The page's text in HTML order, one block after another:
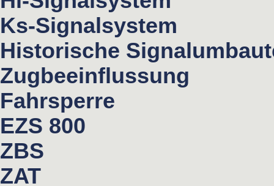
Ks-Signalsystem
Historische
Zugbeeinflussung
Fahrsperre
EZS 800
ZBS
ZAT